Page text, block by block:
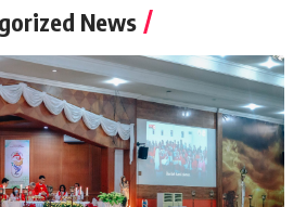
News